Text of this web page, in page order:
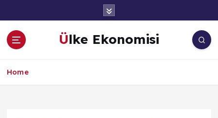
a
Ülke Ekonomisi
Home